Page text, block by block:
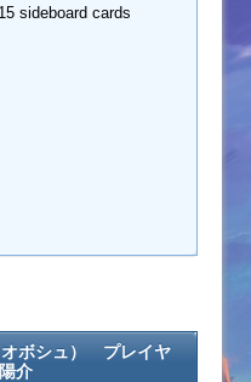
15 sideboard cards
オボシュ） プレイヤ
介